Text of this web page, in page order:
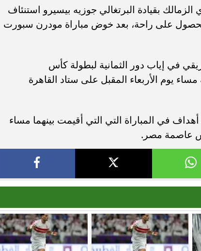
الزمالك بقيادة البرتغالي جوزيه بيسيرو استنئاف
الحصول على راحة، بعد خوض مباراة مودرن سبورت
في إياب دور الثمانية لبطولة كأس
مساء يوم الأربعاء المقبل على ستاد القاهرة
في المباراة التي التي أقيمت بينهما مساء
عاصمة مصر.
أوبو تطلق سلسلة رينو 16 في المملكة
لافت وقدرات...
انطلاق المؤتمر السنوي للجمعية المصرية
لأبحاث السرطان.. 23 و24 سبتمبر